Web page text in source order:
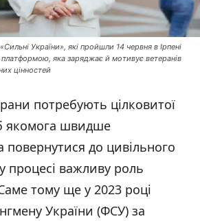
України», які пройшли 14 червня в Ірпені
яка заряджає й мотивує ветеранів
цінностей
потребують цілковитої
якомога швидше
повернутися до цивільного
процесі важливу роль
тому ще у 2023 році
України (ФСУ) за